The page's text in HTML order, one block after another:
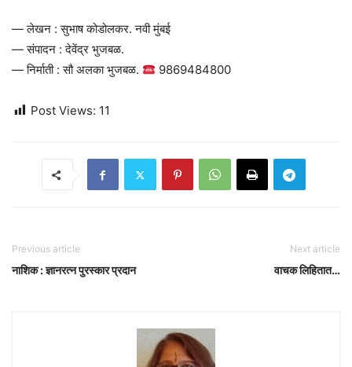
— लेखन : सुभाष कोडोलकर. नवी मुंबई
— संपादन : देवेंद्र भुजबळ.
— निर्माती : सौ अलका भुजबळ.
9869484800
Post Views: 11
Previous article
नाशिक : ज्ञानरत्न पुरस्कार प्रदान
Next article
वाचक लिहितात…